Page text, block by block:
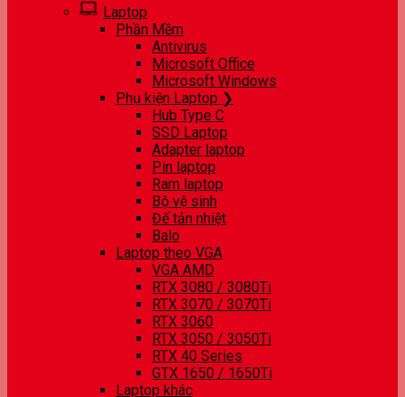
Laptop
Phần Mềm
Antivirus
Microsoft Office
Microsoft Windows
Phụ kiện Laptop ❯
Hub Type C
SSD Laptop
Adapter laptop
Pin laptop
Ram laptop
Bộ vệ sinh
Đế tản nhiệt
Balo
Laptop theo VGA
VGA AMD
RTX 3080 / 3080Ti
RTX 3070 / 3070Ti
RTX 3060
RTX 3050 / 3050Ti
RTX 40 Series
GTX 1650 / 1650Ti
Laptop khác